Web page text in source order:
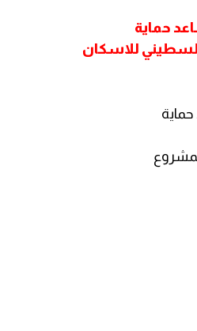
حماية
للاسكان